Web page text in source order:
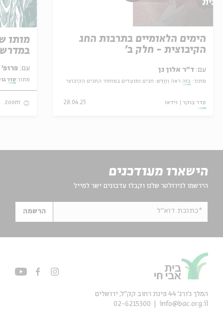
הימים הלאומיים בתרבות החג
הקיבוצית - חלק ב'
עם: ד"ר אלון גן
מתוך: כזה ראה וְחַדֵּשׁ: חגים ומועדים במחזור החגים הקיבוצי
סדר בוקר וידאו 28.04.25
מותו
עם: פרופ' אביגדור שנאן
מתוך:סדר
zoom
הישארו מעודכנים
הירשמו לניוזלטר שלנו וקבלו עדכונים ישר למייל
*כתובת דוא"ל הרשמה
המלך ג'ורג' 44 פינת רחוב קק״ל, ירושלים
info@bac.org.il
02-6215300